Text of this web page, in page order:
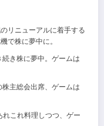
リニューアルに着手する
で株に夢中に。
き株に夢中。ゲームは
主総会出席、ゲームは
これ料理しつつ、ゲー